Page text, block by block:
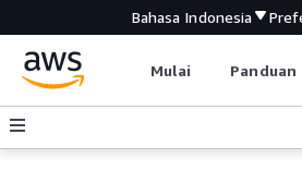
Bahasa Indonesia
Mulai Panduan